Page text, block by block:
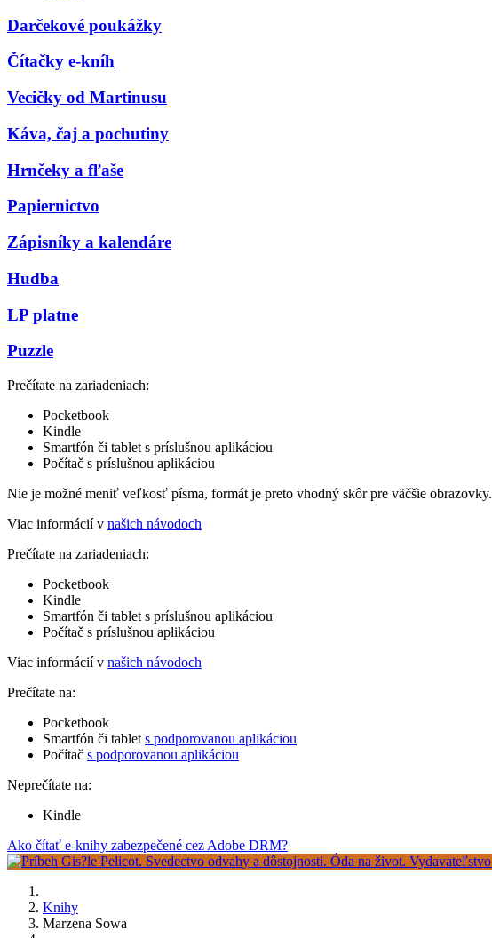
Darčekové poukážky
Čítačky e-kníh
Vecičky od Martinusu
Káva, čaj a pochutiny
Hrnčeky a fľaše
Papiernictvo
Zápisníky a kalendáre
Hudba
LP platne
Puzzle
Prečítate na zariadeniach:
Pocketbook
Kindle
Smartfón či tablet s príslušnou aplikáciou
Počítač s príslušnou aplikáciou
Nie je možné meniť veľkosť písma, formát je preto vhodný skôr pre väčšie obrazovky.
Viac informácií v našich návodoch
Prečítate na zariadeniach:
Pocketbook
Kindle
Smartfón či tablet s príslušnou aplikáciou
Počítač s príslušnou aplikáciou
Viac informácií v našich návodoch
Prečítate na:
Pocketbook
Smartfón či tablet s podporovanou aplikáciou
Počítač s podporovanou aplikáciou
Neprečítate na:
Kindle
Ako čítať e-knihy zabezpečené cez Adobe DRM?
Knihy
Marzena Sowa